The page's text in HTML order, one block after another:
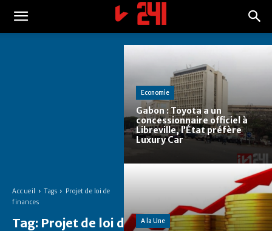
Accueil Tags
Projet de loi de
finances
Tag: Projet de loi de
Economie
Gabon : Toyota a un
concessionnaire officiel à
Libreville, l’État préfère
Luxury Car
A la Une